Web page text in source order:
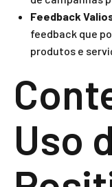
Feedback
feedback que
produtos e
Uso